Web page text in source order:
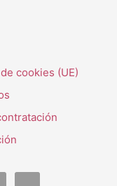
cookies (UE)